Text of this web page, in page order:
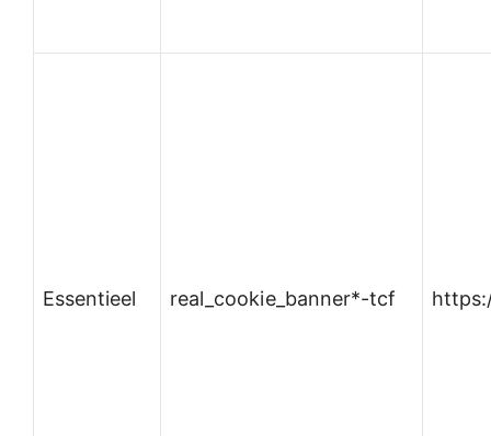
Essentieel real_cookie_banner*-tcf